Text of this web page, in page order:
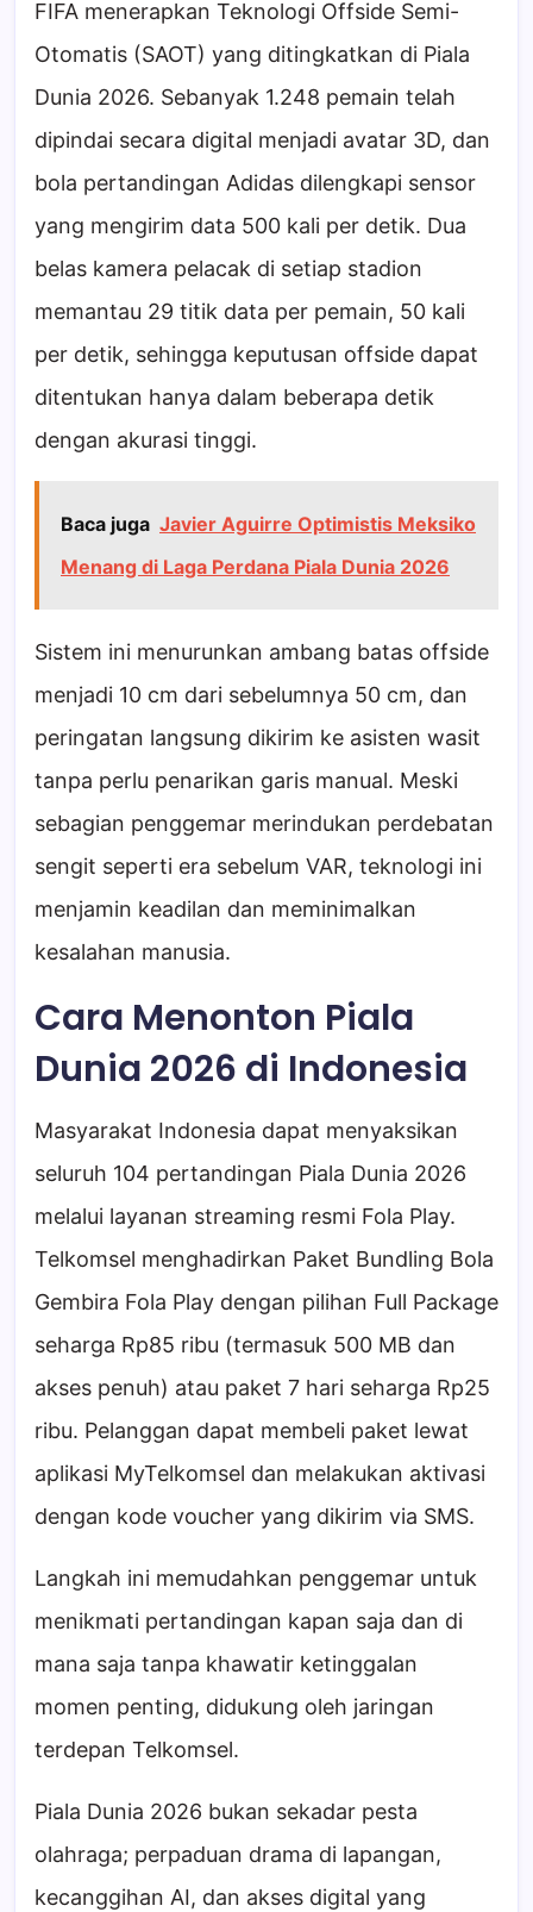
FIFA menerapkan Teknologi Offside Semi-
Otomatis (SAOT) yang ditingkatkan di Piala
Dunia 2026. Sebanyak 1.248 pemain telah
dipindai secara digital menjadi avatar 3D, dan
bola pertandingan Adidas dilengkapi sensor
yang mengirim data 500 kali per detik. Dua
belas kamera pelacak di setiap stadion
memantau 29 titik data per pemain, 50 kali
per detik, sehingga keputusan offside dapat
ditentukan hanya dalam beberapa detik
dengan akurasi tinggi.
Baca juga Javier Aguirre Optimistis Meksiko
Menang di Laga Perdana Piala Dunia 2026
Sistem ini menurunkan ambang batas offside
menjadi 10 cm dari sebelumnya 50 cm, dan
peringatan langsung dikirim ke asisten wasit
tanpa perlu penarikan garis manual. Meski
sebagian penggemar merindukan perdebatan
sengit seperti era sebelum VAR, teknologi ini
menjamin keadilan dan meminimalkan
kesalahan manusia.
Cara Menonton Piala
Dunia 2026 di Indonesia
Masyarakat Indonesia dapat menyaksikan
seluruh 104 pertandingan Piala Dunia 2026
melalui layanan streaming resmi Fola Play.
Telkomsel menghadirkan Paket Bundling Bola
Gembira Fola Play dengan pilihan Full Package
seharga Rp85 ribu (termasuk 500 MB dan
akses penuh) atau paket 7 hari seharga Rp25
ribu. Pelanggan dapat membeli paket lewat
aplikasi MyTelkomsel dan melakukan aktivasi
dengan kode voucher yang dikirim via SMS.
Langkah ini memudahkan penggemar untuk
menikmati pertandingan kapan saja dan di
mana saja tanpa khawatir ketinggalan
momen penting, didukung oleh jaringan
terdepan Telkomsel.
Piala Dunia 2026 bukan sekadar pesta
olahraga; perpaduan drama di lapangan,
kecanggihan AI, dan akses digital yang